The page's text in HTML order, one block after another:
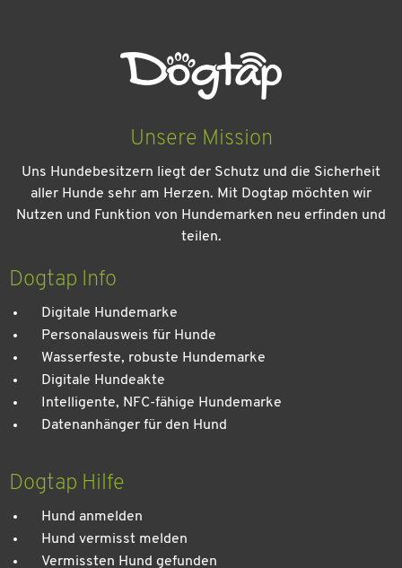
Unsere Mission
Uns Hundebesitzern liegt der Schutz und die Sicherheit
aller Hunde sehr am Herzen. Mit Dogtap möchten wir
Nutzen und Funktion von Hundemarken neu erfinden und
teilen.
Dogtap Info
Digitale Hundemarke
Personalausweis für Hunde
Wasserfeste, robuste Hundemarke
Digitale Hundeakte
Intelligente, NFC-fähige Hundemarke
Datenanhänger für den Hund
Dogtap Hilfe
Hund anmelden
Hund vermisst melden
Vermissten Hund gefunden